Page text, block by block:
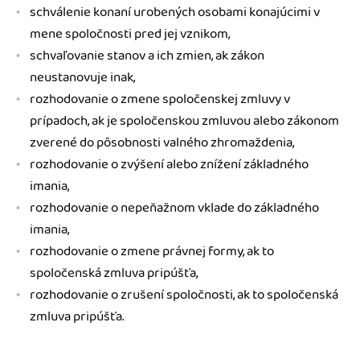
schválenie konaní urobených osobami konajúcimi v
mene spoločnosti pred jej vznikom,
schvaľovanie stanov a ich zmien, ak zákon
neustanovuje inak,
rozhodovanie o zmene spoločenskej zmluvy v
prípadoch, ak je spoločenskou zmluvou alebo zákonom
zverené do pôsobnosti valného zhromaždenia,
rozhodovanie o zvýšení alebo znížení základného
imania,
rozhodovanie o nepeňažnom vklade do základného
imania,
rozhodovanie o zmene právnej formy, ak to
spoločenská zmluva pripúšťa,
rozhodovanie o zrušení spoločnosti, ak to spoločenská
zmluva pripúšťa.